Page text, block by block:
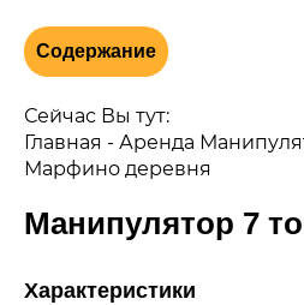
Содержание
Сейчас Вы тут:
Главная - Аренда
Марфино деревня
Манипулятор 7
Характеристики